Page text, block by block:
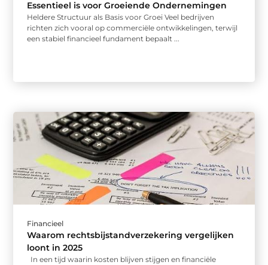
Essentieel is voor Groeiende Ondernemingen
Heldere Structuur als Basis voor Groei Veel bedrijven
richten zich vooral op commerciële ontwikkelingen, terwijl
een stabiel financieel fundament bepaalt ...
Financieel
Waarom rechtsbijstandverzekering vergelijken
loont in 2025
In een tijd waarin kosten blijven stijgen en financiële